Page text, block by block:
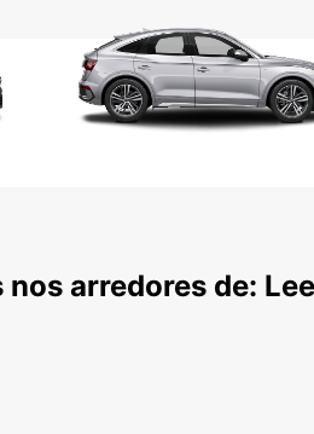
arredores de: